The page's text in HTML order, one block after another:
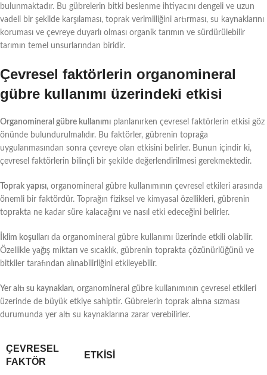
bulunmaktadır. Bu gübrelerin bitki beslenme ihtiyacını dengeli ve uzun
vadeli bir şekilde karşılaması, toprak verimliliğini artırması, su kaynaklarını
koruması ve çevreye duyarlı olması organik tarımın ve sürdürülebilir
tarımın temel unsurlarından biridir.
Çevresel faktörlerin organomineral
gübre kullanımı üzerindeki etkisi
Organomineral gübre kullanımı planlanırken çevresel faktörlerin etkisi göz
önünde bulundurulmalıdır. Bu faktörler, gübrenin toprağa
uygulanmasından sonra çevreye olan etkisini belirler. Bunun içindir ki,
çevresel faktörlerin bilinçli bir şekilde değerlendirilmesi gerekmektedir.
Toprak yapısı, organomineral gübre kullanımının çevresel etkileri arasında
önemli bir faktördür. Toprağın fiziksel ve kimyasal özellikleri, gübrenin
toprakta ne kadar süre kalacağını ve nasıl etki edeceğini belirler.
İklim koşulları da organomineral gübre kullanımı üzerinde etkili olabilir.
Özellikle yağış miktarı ve sıcaklık, gübrenin toprakta çözünürlüğünü ve
bitkiler tarafından alınabilirliğini etkileyebilir.
Yer altı su kaynakları, organomineral gübre kullanımının çevresel etkileri
üzerinde de büyük etkiye sahiptir. Gübrelerin toprak altına sızması
durumunda yer altı su kaynaklarına zarar verebilirler.
ÇEVRESEL
FAKTÖR
ETKISI